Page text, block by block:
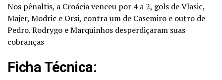
Nos pênaltis, a Croácia venceu por 4 a 2, gols de Vlasic,
Majer, Modric e Orsi, contra um de Casemiro e outro de
Pedro. Rodrygo e Marquinhos desperdiçaram suas
cobranças
Ficha Técnica: